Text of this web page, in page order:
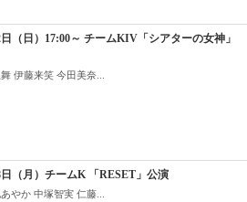
日（日）17:00～ チームKIV「シアターの女神」
伊藤来笑 今田美奈...
日（月）チームK 「RESET」公演
やか 中塚智実 仁藤...